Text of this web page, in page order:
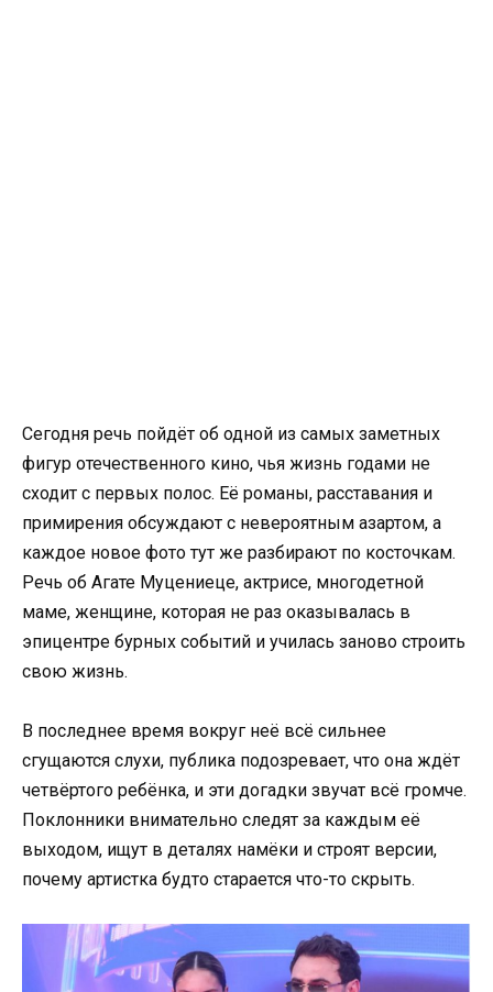
Сегодня речь пойдёт об одной из самых заметных
фигур отечественного кино, чья жизнь годами не
сходит с первых полос. Её романы, расставания и
примирения обсуждают с невероятным азартом, а
каждое новое фото тут же разбирают по косточкам.
Речь об Агате Муцениеце, актрисе, многодетной
маме, женщине, которая не раз оказывалась в
эпицентре бурных событий и училась заново строить
свою жизнь.
В последнее время вокруг неё всё сильнее
сгущаются слухи, публика подозревает, что она ждёт
четвёртого ребёнка, и эти догадки звучат всё громче.
Поклонники внимательно следят за каждым её
выходом, ищут в деталях намёки и строят версии,
почему артистка будто старается что-то скрыть.